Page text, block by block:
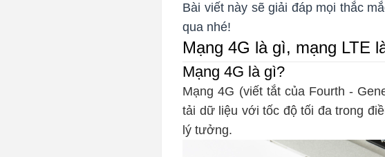
Bài viết này sẽ giải đáp mọi thắc
qua nhé!
Mạng 4G là gì, mạng LTE
Mạng 4G là gì?
Mạng 4G (viết tắt của Fourth -
tải dữ liệu với tốc độ tối đa trong
lý tưởng.